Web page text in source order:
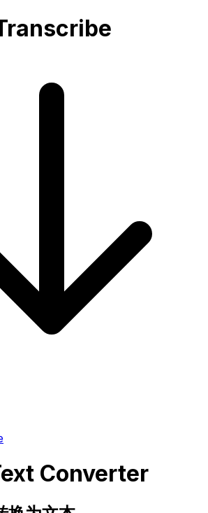
Converter